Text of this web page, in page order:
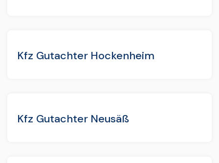
Kfz Gutachter Hockenheim
Kfz Gutachter Neusäß